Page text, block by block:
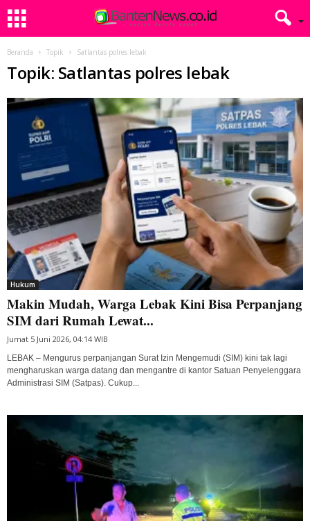
Beranda Topik Satlantas polres lebak
Topik: Satlantas polres lebak
Hukum
Makin Mudah, Warga Lebak Kini Bisa Perpanjang
SIM dari Rumah Lewat...
Jumat 5 Juni 2026, 04:14 WIB
LEBAK – Mengurus perpanjangan Surat Izin Mengemudi (SIM) kini tak lagi
mengharuskan warga datang dan mengantre di kantor Satuan Penyelenggara
Administrasi SIM (Satpas). Cukup...